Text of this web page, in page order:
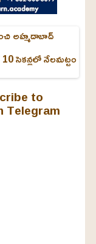
అహ్మదాబాద్‌
10 సెకన్లలో నేలమట్టం
to
Telegram